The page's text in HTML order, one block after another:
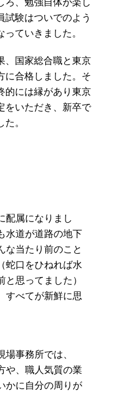
試験はついでのよう
っていきました。
、国家総合職と東京
に合格しました。そ
的には縁があり東京
をいただき、新卒で
。
配属になりまし
水道が道路の地下
な当たり前のこと
蛇口をひねれば水
思ってました）
すべてが新鮮に思
事務所では、
や、職人気質の業
かに自分の周りが